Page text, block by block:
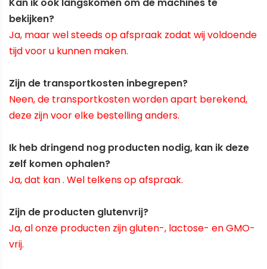
bekijken?
Ja, maar wel steeds op afspraak zodat wij voldoende
tijd voor u kunnen maken.
Zijn de transportkosten inbegrepen?
Neen, de transportkosten worden apart berekend,
deze zijn voor elke bestelling anders.
Ik heb dringend nog producten nodig, kan ik deze
zelf komen ophalen?
Ja, dat kan . Wel telkens op afspraak.
Zijn de producten glutenvrij?
Ja, al onze producten zijn gluten-, lactose- en GMO-
vrij.